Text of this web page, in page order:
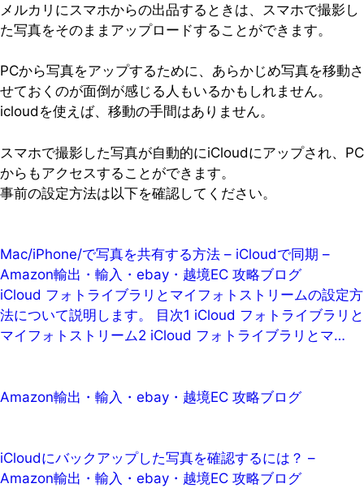
メルカリにスマホからの出品するときは、スマホで撮影し
た写真をそのままアップロードすることができます。
PCから写真をアップするために、あらかじめ写真を移動さ
せておくのが面倒が感じる人もいるかもしれません。
icloudを使えば、移動の手間はありません。
スマホで撮影した写真が自動的にiCloudにアップされ、PC
からもアクセスすることができます。
事前の設定方法は以下を確認してください。
Mac/iPhone/で写真を共有する方法 – iCloudで同期 –
Amazon輸出・輸入・ebay・越境EC 攻略ブログ
iCloud フォトライブラリとマイフォトストリームの設定方
法について説明します。 目次1 iCloud フォトライブラリと
マイフォトストリーム2 iCloud フォトライブラリとマ…
Amazon輸出・輸入・ebay・越境EC 攻略ブログ
iCloudにバックアップした写真を確認するには？ –
Amazon輸出・輸入・ebay・越境EC 攻略ブログ